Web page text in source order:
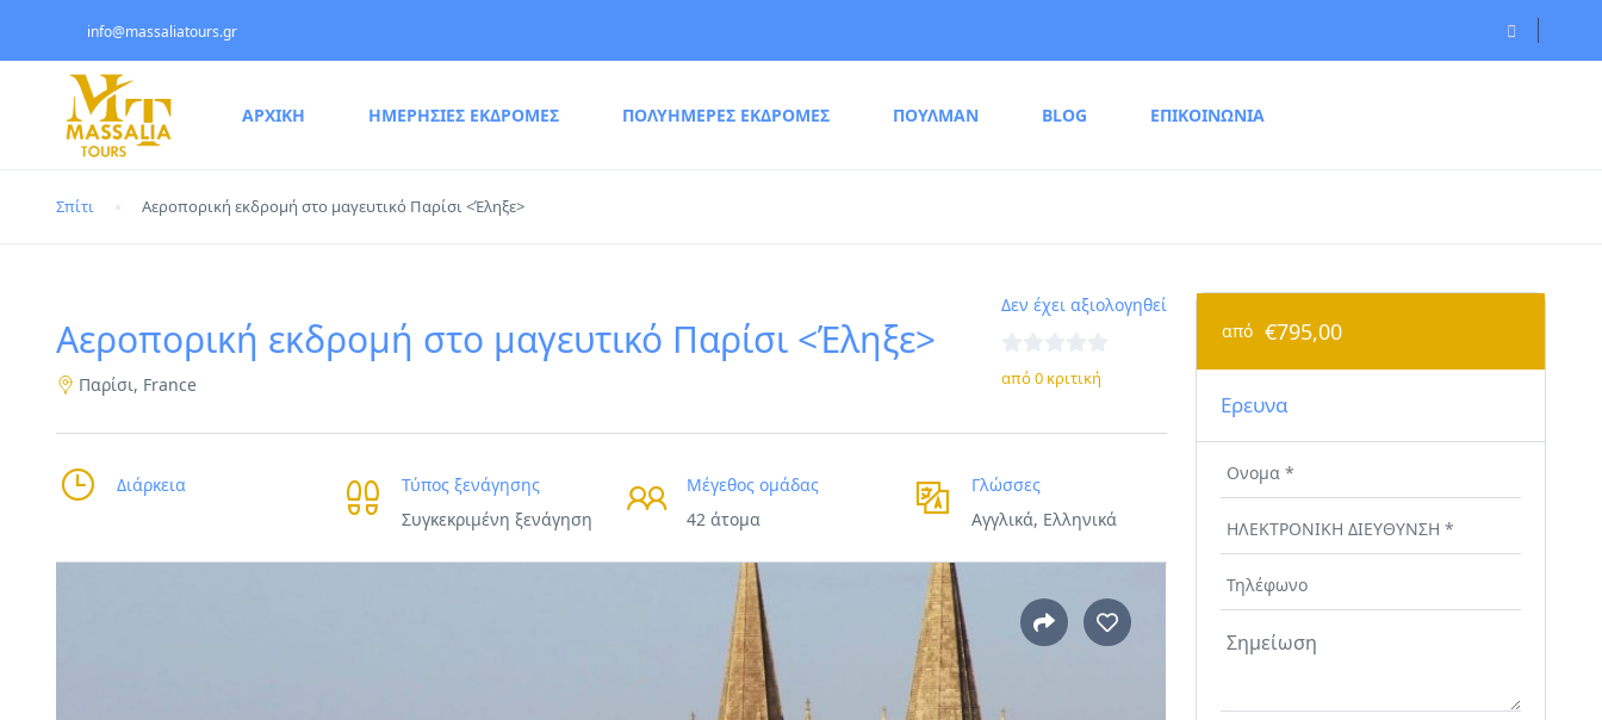
info@massaliatours.gr
ΑΡΧΙΚΗ ΗΜΕΡΗΣΙΕΣ ΕΚΔΡΟΜΕΣ ΠΟΛΥΗΜΕΡΕΣ ΕΚΔΡΟΜΕΣ ΠΟΥΛΜΑΝ BLOG ΕΠΙΚΟΙΝΩΝΙΑ
Σπίτι Αεροπορική εκδρομή στο μαγευτικό Παρίσι <Έληξε>
Αεροπορική εκδρομή στο μαγευτικό Παρίσι <Έληξε>
Παρίσι, France
Δεν έχει αξιολογηθεί
από 0 κριτική
Διάρκεια
Τύπος ξενάγησης
Συγκεκριμένη ξενάγηση
Μέγεθος ομάδας
42 άτομα
Γλώσσες
Αγγλικά, Ελληνικά
από €795,00
Ερευνα